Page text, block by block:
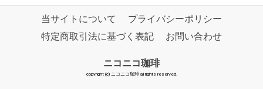
当サイトについて
プライバシーポリシー
特定商取引法に基づく表記
お問い合わせ
ニコニコ珈琲
copyright (c) ニコニコ珈琲 all rights reserved.